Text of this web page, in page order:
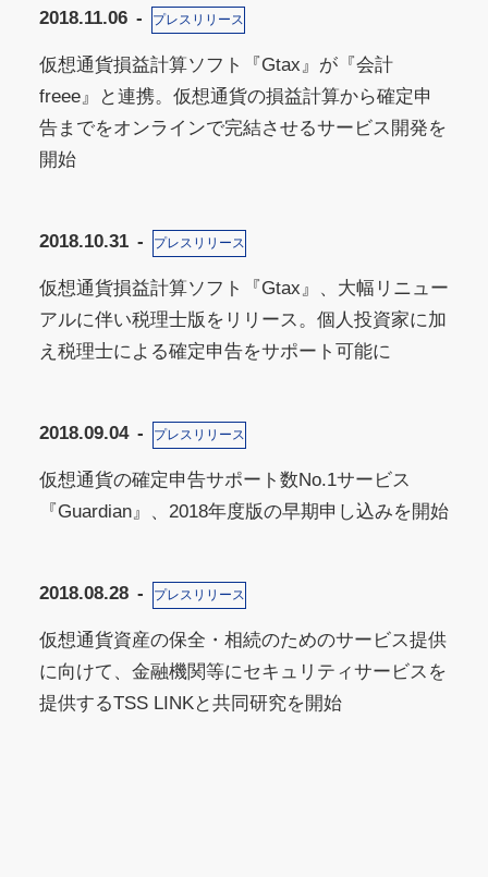
2018.11.06 プレスリリース
仮想通貨損益計算ソフト『Gtax』が『会計
freee』と連携。仮想通貨の損益計算から確定申
告までをオンラインで完結させるサービス開発を
開始
2018.10.31 プレスリリース
仮想通貨損益計算ソフト『Gtax』、大幅リニュー
アルに伴い税理士版をリリース。個人投資家に加
え税理士による確定申告をサポート可能に
2018.09.04 プレスリリース
仮想通貨の確定申告サポート数No.1サービス
『Guardian』、2018年度版の早期申し込みを開始
2018.08.28 プレスリリース
仮想通貨資産の保全・相続のためのサービス提供
に向けて、金融機関等にセキュリティサービスを
提供するTSS LINKと共同研究を開始